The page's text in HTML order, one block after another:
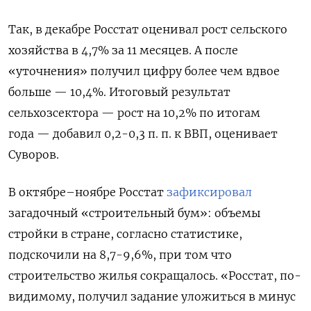
Так, в декабре Росстат оценивал рост сельского
хозяйства в 4,7% за 11 месяцев. А после
«уточнения» получил цифру более чем вдвое
больше — 10,4%. Итоговый результат
сельхозсектора — рост на 10,2% по итогам
года — добавил 0,2-0,3 п. п. к ВВП, оценивает
Суворов.
В октябре–ноябре Росстат зафиксировал
загадочный «строительный бум»: объемы
стройки в стране, согласно статистике,
подскочили на 8,7-9,6%, при том что
строительство жилья сокращалось. «Росстат, по-
видимому, получил задание уложиться в минус